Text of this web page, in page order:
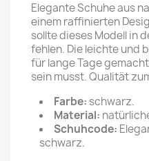
Elegante Schuhe aus
einem raffinierten
sollte dieses Modell in
fehlen. Die leichte und
für lange Tage
sein musst. Qualität
Farbe: schwarz.
Material:
Schuhcode:
schwarz.